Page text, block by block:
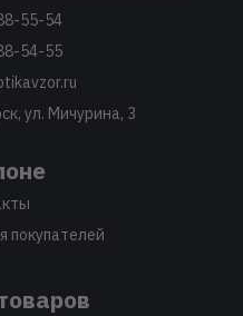
55-54
54-55
ул. Мичурина, 3
покупателей